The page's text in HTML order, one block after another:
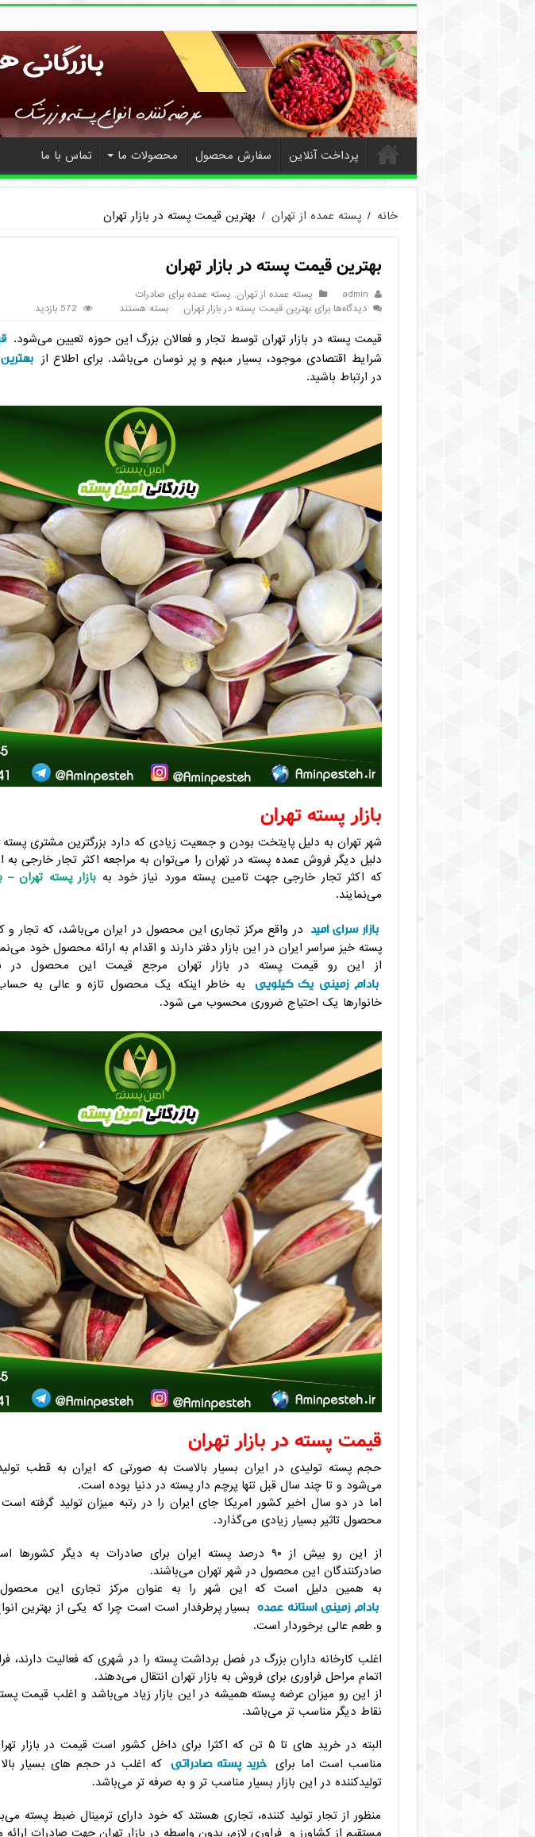
پرداخت آنلاین سفارش محصول محصولات ما تماس با ما
خانه / پسته عمده از تهران / بهترین قیمت پسته در بازار تهران
بهترین قیمت پسته در بازار تهران
admin پسته عمده از تهران, پسته عمده برای صادرات
دیدگاه‌هابرای بهترین قیمت پسته در بازار تهران بسته هستند 572 بازدید
قیمت پسته در بازار تهران توسط تجار و فعالان بزرگ این حوزه تعیین می‌شود.
شرایط اقتصادی موجود، بسیار مبهم و پر نوسان می‌باشد. برای اطلاع از
در ارتباط باشید.
بازار پسته تهران
شهر تهران به دلیل پایتخت بودن و جمعیت زیادی که دارد بزرگترین مشتری پسته
دلیل دیگر فروش عمده پسته در تهران را می‌توان به مراجعه اکثر تجار خارجی
که اکثر تجار خارجی جهت تامین پسته مورد نیاز خود به بازار پسته تهران –
می‌نمایند.
بازار سرای امید در واقع مرکز تجاری این محصول در ایران می‌باشد، که تجار و
پسته خیز سراسر ایران در این بازار دفتر دارند و اقدام به ارائه محصول خود
از این رو قیمت پسته در بازار تهران مرجع قیمت این محصول در
بادام زمینی یک کیلویی
به خاطر اینکه یک محصول تازه و عالی به
خانوارها یک احتیاج ضروری محسوب می شود.
قیمت پسته در بازار تهران
حجم پسته تولیدی در ایران بسیار بالاست به صورتی که ایران به قطب
می‌شود و تا چند سال قبل تنها پرچم دار پسته در دنیا بوده است.
اما در دو سال اخیر کشور امریکا جای ایران را در رتبه میزان تولید گرفته
محصول تاثیر بسیار زیادی می‌گذارد.
از این رو بیش از ۹۰ درصد پسته ایران برای صادرات به دیگر
صادرکنندگان این محصول در شهر تهران می‌باشند.
به همین دلیل است که این شهر را به عنوان مرکز تجاری این محصول
بادام زمینی استانه عمده بسیار پرطرفدار است است چرا که یکی از بهترین
و طعم عالی برخوردار است.
اغلب کارخانه داران بزرگ در فصل برداشت پسته را در شهری که فعالیت دارند،
اتمام مراحل فراوری برای فروش به بازار تهران انتقال می‌‌دهند.
از این رو میزان عرضه پسته همیشه در این بازار زیاد می‌باشد و اغلب قیمت
نقاط دیگر مناسب تر می‌باشد.
البته در خرید های تا ۵ تن که اکثرا برای داخل کشور است قیمت در
مناسب است اما برای خرید پسته صادراتی که اغلب در حجم های بسیار
تولیدکننده در این بازار بسیار مناسب تر و به صرفه تر می‌باشد.
منظور از تجار تولید کننده، تجاری هستند که خود دارای ترمینال ضبط پسته
مستقیم از کشاورز و فراوری لازم، بدون واسطه در بازار تهران جهت صادرات